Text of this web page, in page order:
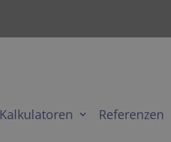
Kalkulatoren Referenzen